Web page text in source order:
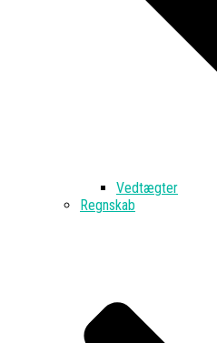
Vedtægter
Regnskab